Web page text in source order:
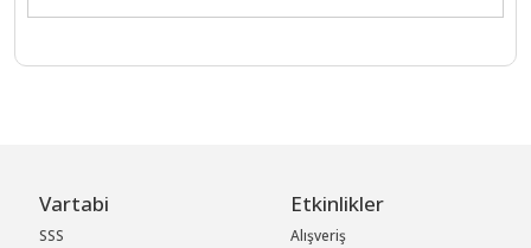
Vartabi
SSS
Etkinlikler
Alışveriş